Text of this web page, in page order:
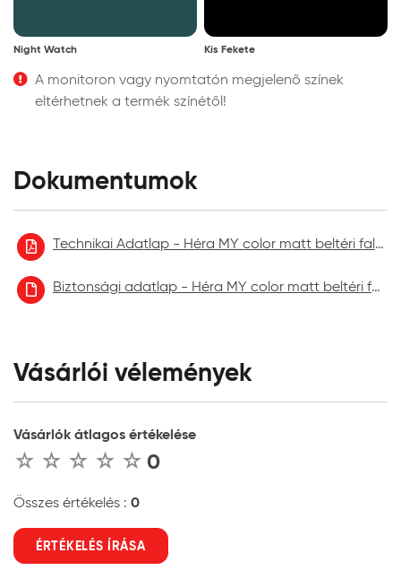
Night Watch Kis Fekete
A monitoron vagy nyomtatón megjelenő színek
eltérhetnek a termék színétől!
Dokumentumok
Technikai Adatlap - Héra MY color matt beltéri falfesték
Biztonsági adatlap - Héra MY color matt beltéri falfesték aktuális
Vásárlói vélemények
Vásárlók átlagos értékelése
0
Összes értékelés : 0
ÉRTÉKELÉS ÍRÁSA